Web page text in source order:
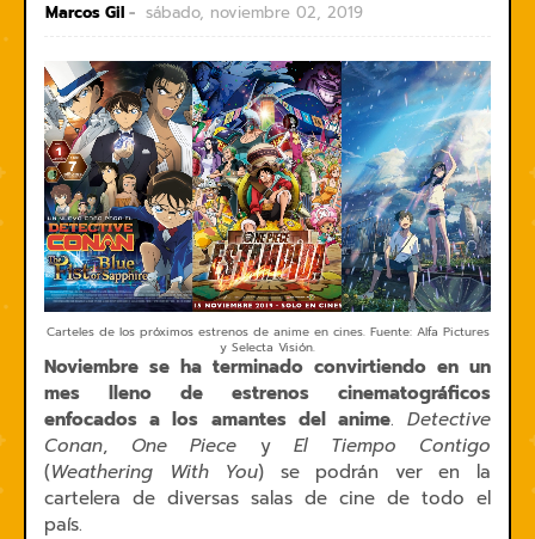
Marcos Gil sábado, noviembre 02, 2019
Carteles de los próximos estrenos de anime en cines. Fuente: Alfa Pictures
y Selecta Visión.
Noviembre se ha terminado convirtiendo en un
mes lleno de estrenos cinematográficos
enfocados a los amantes del anime.Detective
Conan, One Piece y El Tiempo Contigo
(Weathering With You) se podrán ver en la
cartelera de diversas salas de cine de todo el
país.